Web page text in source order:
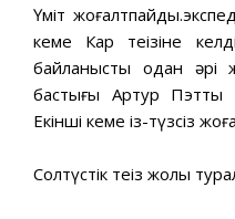
Үміт
кеме Кар теңізіне
байланысты одан әрі
бастығы Артур Пэттың
Екінші кеме із-түзсіз
Солтүстік теңіз жолы